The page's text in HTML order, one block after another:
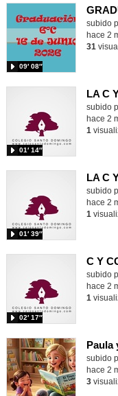
subido
09′ 08″
hace 2
31
LA C
subido
01′ 14″
hace 2
1
LA C
subido
01′ 39″
hace 2
1
C Y
subido
02′ 17″
hace 2
1
subido
hace 2
3